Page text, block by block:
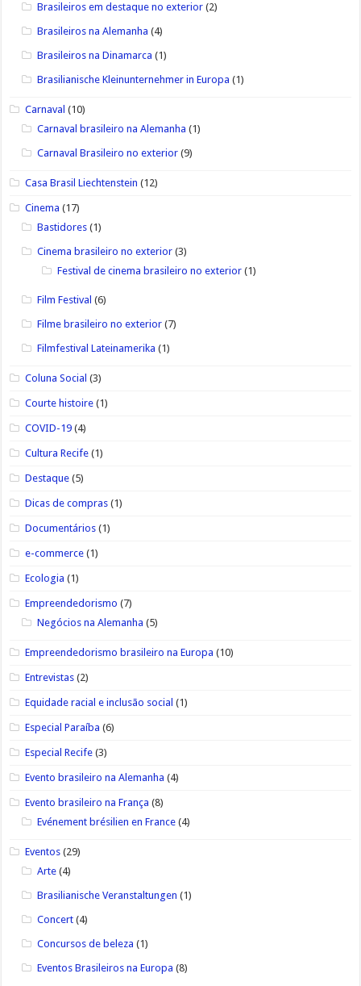
Brasileiros em destaque no exterior (2)
Brasileiros na Alemanha (4)
Brasileiros na Dinamarca (1)
Brasilianische Kleinunternehmer in Europa (1)
Carnaval (10)
Carnaval brasileiro na Alemanha (1)
Carnaval Brasileiro no exterior (9)
Casa Brasil Liechtenstein (12)
Cinema (17)
Bastidores (1)
Cinema brasileiro no exterior (3)
Festival de cinema brasileiro no exterior (1)
Film Festival (6)
Filme brasileiro no exterior (7)
Filmfestival Lateinamerika (1)
Coluna Social (3)
Courte histoire (1)
COVID-19 (4)
Cultura Recife (1)
Destaque (5)
Dicas de compras (1)
Documentários (1)
e-commerce (1)
Ecologia (1)
Empreendedorismo (7)
Negócios na Alemanha (5)
Empreendedorismo brasileiro na Europa (10)
Entrevistas (2)
Equidade racial e inclusão social (1)
Especial Paraíba (6)
Especial Recife (3)
Evento brasileiro na Alemanha (4)
Evento brasileiro na França (8)
Evénement brésilien en France (4)
Eventos (29)
Arte (4)
Brasilianische Veranstaltungen (1)
Concert (4)
Concursos de beleza (1)
Eventos Brasileiros na Europa (8)